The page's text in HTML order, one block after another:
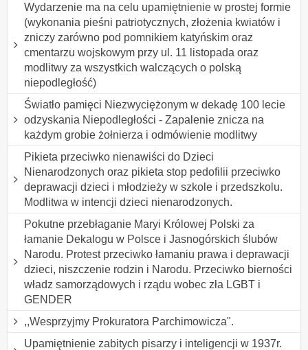
Wydarzenie ma na celu upamiętnienie w prostej formie
(wykonania pieśni patriotycznych, złożenia kwiatów i
zniczy zarówno pod pomnikiem katyńskim oraz
cmentarzu wojskowym przy ul. 11 listopada oraz
modlitwy za wszystkich walczących o polską
niepodległość)
Światło pamięci Niezwyciężonym w dekadę 100 lecie
odzyskania Niepodległości - Zapalenie znicza na
każdym grobie żołnierza i odmówienie modlitwy
Pikieta przeciwko nienawiści do Dzieci
Nienarodzonych oraz pikieta stop pedofilii przeciwko
deprawacji dzieci i młodzieży w szkole i przedszkolu.
Modlitwa w intencji dzieci nienarodzonych.
Pokutne przebłaganie Maryi Królowej Polski za
łamanie Dekalogu w Polsce i Jasnogórskich ślubów
Narodu. Protest przeciwko łamaniu prawa i deprawacji
dzieci, niszczenie rodzin i Narodu. Przeciwko bierności
władz samorządowych i rządu wobec zła LGBT i
GENDER
,,Wesprzyjmy Prokuratora Parchimowicza".
Upamiętnienie zabitych pisarzy i inteligencji w 1937r.